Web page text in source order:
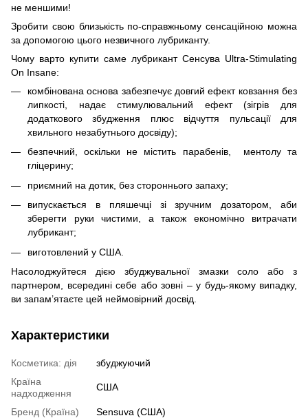
не меншими!
Зробити свою близькість по-справжньому сенсаційною можна
за допомогою цього незвичного лубриканту.
Чому варто купити саме лубрикант Сенсува Ultra-Stimulating
On Insane:
комбінована основа забезпечує довгий ефект ковзання без
липкості, надає стимулювальний ефект (зігрів для
додаткового збудження плюс відчуття пульсації для
хвильного незабутнього досвіду);
безпечний, оскільки не містить парабенів, ментолу та
гліцерину;
приємний на дотик, без стороннього запаху;
випускається в пляшечці зі зручним дозатором, аби
зберегти руки чистими, а також економічно витрачати
лубрикант;
виготовлений у США.
Насолоджуйтеся дією збуджувальної змазки соло або з
партнером, всередині себе або зовні – у будь-якому випадку,
ви запам’ятаєте цей неймовірний досвід.
Характеристики
Косметика: дія
збуджуючий
Країна
надходження
США
Бренд (Країна)
Sensuva (США)